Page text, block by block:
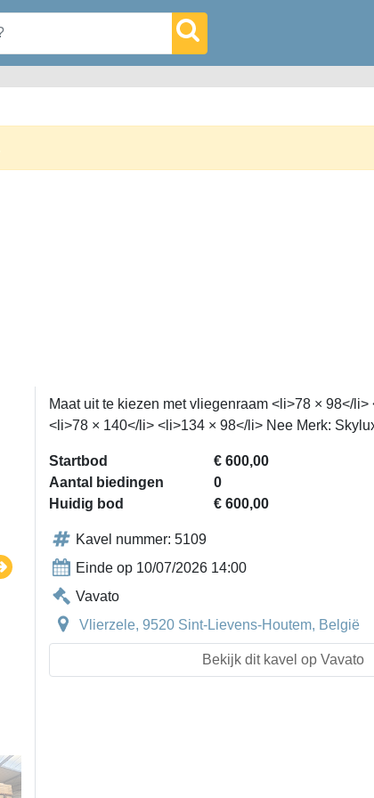
Maat uit te kiezen met vliegenraam <li>78 × 98</li>
<li>78 × 140</li> <li>134 × 98</li> Nee Merk:
Startbod
€ 600,00
Aantal biedingen
0
Huidig bod
€ 600,00
Kavel nummer: 5109
Einde op 10/07/2026 14:00
Vavato
Vlierzele, 9520 Sint-Lievens-Houtem, België
Bekijk dit kavel op Vavato